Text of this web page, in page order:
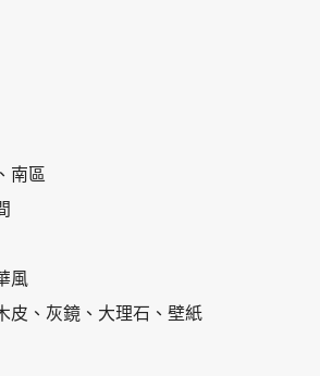
加盟徵才
南區
風
皮、灰鏡、大理石、壁紙